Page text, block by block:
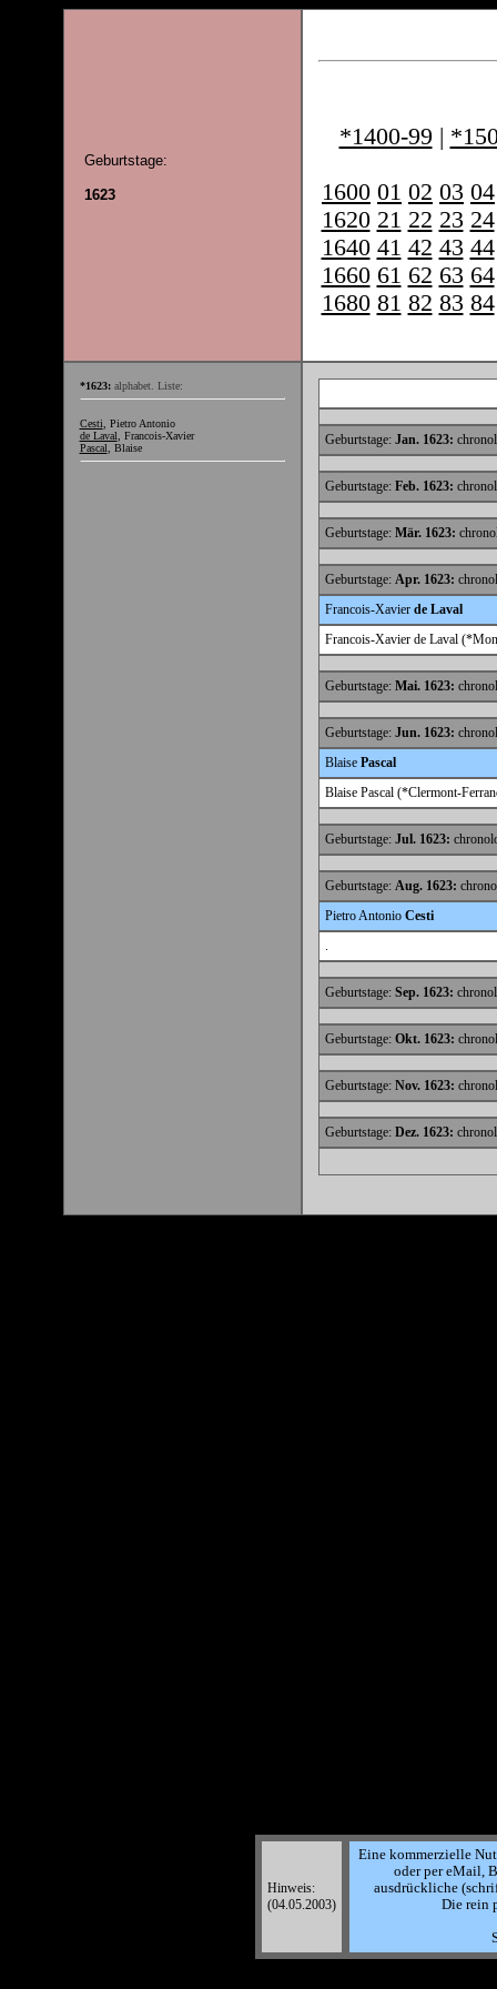
Geburtstage:
1623
*1400-99 |
1600 01 02 03 04
1620 21 22 23 24
1640 41 42 43 44
1660 61 62 63 64
1680 81 82 83 84
*1623:alphabet. Liste:
Cesti , Pietro Antonio
de Laval , Francois-Xavier
Pascal , Blaise
Geburtstage: Jan. 1623:
Geburtstage: Feb. 1623:
Geburtstage: Mär. 1623:
Geburtstage: Apr. 1623:
Francois-Xavier de Laval
Francois-Xavier de Laval
Geburtstage: Mai. 1623:
Geburtstage: Jun. 1623:
Blaise Pascal
Blaise Pascal (*Clermont-
Geburtstage: Jul. 1623:
Geburtstage: Aug. 1623:
Pietro Antonio Cesti
.
Geburtstage: Sep. 1623:
Geburtstage: Okt. 1623:
Geburtstage: Nov. 1623:
Geburtstage: Dez. 1623:
Hinweis:
(04.05.2003)
Eine kommerzielle
oder per eMail,
ausdrückliche
Die rein